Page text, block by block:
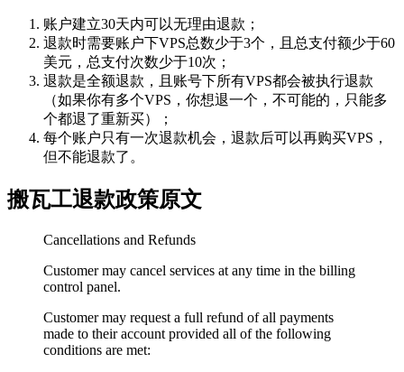
账户建立30天内可以无理由退款；
退款时需要账户下VPS总数少于3个，且总支付额少于60
美元，总支付次数少于10次；
退款是全额退款，且账号下所有VPS都会被执行退款
（如果你有多个VPS，你想退一个，不可能的，只能多
个都退了重新买）；
每个账户只有一次退款机会，退款后可以再购买VPS，
但不能退款了。
搬瓦工退款政策原文
Cancellations and Refunds
Customer may cancel services at any time in the billing
control panel.
Customer may request a full refund of all payments
made to their account provided all of the following
conditions are met: